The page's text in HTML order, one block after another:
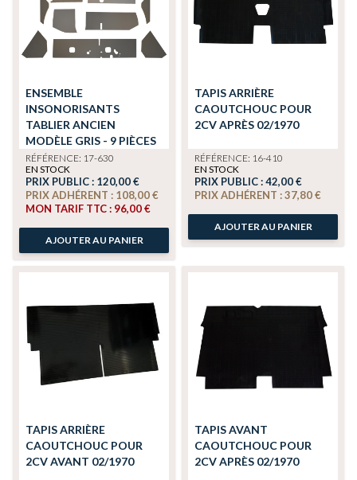
ENSEMBLE
INSONORISANTS
TABLIER ANCIEN
MODÈLE GRIS - 9 PIÈCES
POUR 2CV AZAM (LIVRÉ
SANS BOURRELET)
RÉFÉRENCE: 17-630
EN STOCK
PRIX PUBLIC : 120,00 €
PRIX ADHÉRENT : 108,00 €
MON TARIF TTC : 96,00 €
AJOUTER AU PANIER
TAPIS ARRIÈRE
CAOUTCHOUC POUR
2CV APRÈS 02/1970
RÉFÉRENCE: 16-410
EN STOCK
PRIX PUBLIC :42,00 €
PRIX ADHÉRENT :37,80 €
AJOUTER AU PANIER
TAPIS ARRIÈRE
CAOUTCHOUC POUR
2CV AVANT 02/1970
TAPIS AVANT
CAOUTCHOUC POUR
2CV APRÈS 02/1970